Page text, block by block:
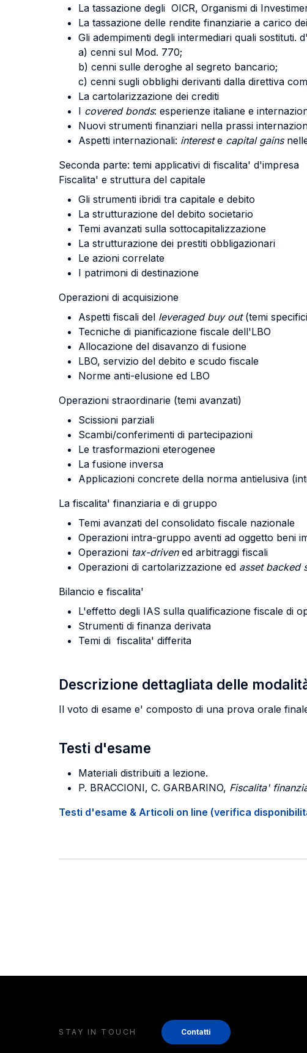
La tassazione degli OICR, Organismi di
La tassazione delle rendite finanziarie a carico
Gli adempimenti degli intermediari quali
a) cenni sul Mod. 770;
b) cenni sulle deroghe al segreto bancario;
c) cenni sugli obblighi derivanti dalla direttiva
La cartolarizzazione dei crediti
I covered bonds: esperienze italiane e
Nuovi strumenti finanziari nella prassi
Aspetti internazionali: intereste capital gains
Seconda parte: temi applicativi di fiscalita' d'impresa
Fiscalita' e struttura del capitale
Gli strumenti ibridi tra capitale e debito
La strutturazione del debito societario
Temi avanzati sulla sottocapitalizzazione
La strutturazione dei prestiti obbligazionari
Le azioni correlate
I patrimoni di destinazione
Operazioni di acquisizione
Aspetti fiscali del leveraged buy out(temi
Tecniche di pianificazione fiscale dell'LBO
Allocazione del disavanzo di fusione
LBO, servizio del debito e scudo fiscale
Norme anti-elusione ed LBO
Operazioni straordinarie (temi avanzati)
Scissioni parziali
Scambi/conferimenti di partecipazioni
Le trasformazioni eterogenee
La fusione inversa
Applicazioni concrete della norma antielusiva
La fiscalita' finanziaria e di gruppo
Temi avanzati del consolidato fiscale nazionale
Operazioni intra-gruppo aventi ad oggetto beni
Operazioni tax-drivened arbitraggi fiscali
Operazioni di cartolarizzazione ed asset backed
Bilancio e fiscalita'
L'effetto degli IAS sulla qualificazione fiscale di
Strumenti di finanza derivata
Temi di fiscalita' differita
Descrizione dettagliata delle
Il voto di esame e' composto di una prova orale
Testi d'esame
Materiali distribuiti a lezione.
P. BRACCIONI, C. GARBARINO, Fiscalita'
Testi d'esame & Articoli on line (verifica
STAY IN TOUCH Contatti